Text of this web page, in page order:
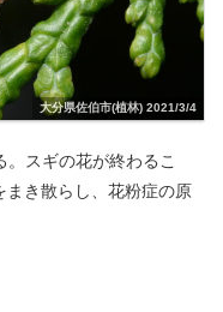
大分県佐伯市(植林) 2021/3/4
スギの花が終わるこ
まき散らし、花粉症の原